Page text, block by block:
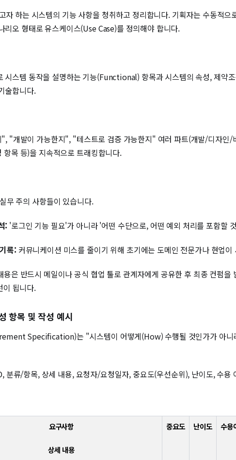
자 하는 시스템의 기능 사항을 청취하고 정리합니다. 기획자는 수동적
리오 형태로 유스케이스(Use Case)를 정의해야 합니다.
시스템 동작을 설명하는 기능(Functional) 항목과 시스템의 속성, 제
술합니다.
"개발이 가능한지", "테스트로 검증 가능한지" 여러 파트(개발/디자인/
항목 등)을 지속적으로 트래킹합니다.
무 주의 사항들이 있습니다.
: '로그인 기능 필요'가 아니라 '어떤 수단으로, 어떤 예외 처리를 포함할
록: 커뮤니케이션 미스를 줄이기 위해 초기에는 도메인 전문가나 현업
용은 반드시 메일이나 공식 협업 툴로 관계자에게 공유한 후 최종 컨펌
이 됩니다.
항목 및 작성 예시
Specification)는 "시스템이 어떻게(How) 수행될 것인가가 아니
분류/항목, 상세 내용, 요청자/요청일자, 중요도(우선순위), 난이도, 수용
요구사항
상세 내용
중요도 난이도 수용